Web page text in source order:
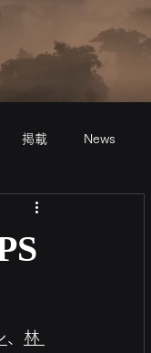
掲載 News
、 林